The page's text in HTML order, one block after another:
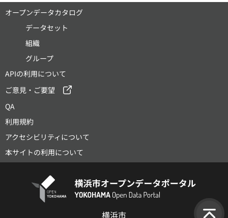
オープンデータカタログ
データセット
組織
グループ
APIの利用について
ご意見・ご要望
QA
利用規約
アクセシビリティについて
本サイトの利用について
横浜市